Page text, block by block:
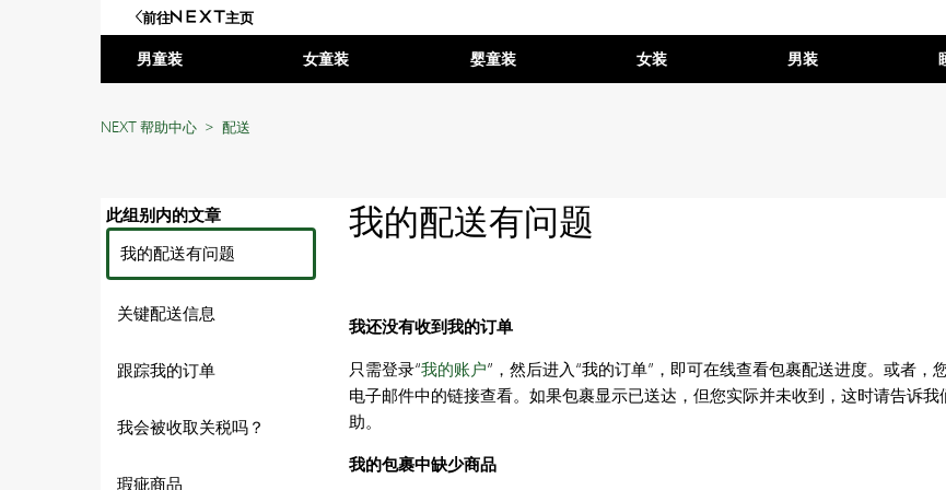
前往 主页
男童装 女童装 婴童装 女装 男装
NEXT 帮助中心 配送
此组别内的文章
我的配送有问题
关键配送信息
跟踪我的订单
我会被收取关税吗？
瑕疵商品
我的配送有问题
我还没有收到我的订单
只需登录“我的账户”，然后进入“我的订单”，即可在线查看包裹配送进度。或者，
电子邮件中的链接查看。如果包裹显示已送达，但您实际并未收到，这时请告诉
助。
我的包裹中缺少商品